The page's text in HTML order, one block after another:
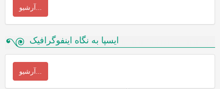
ایسپا به نگاه اینفوگرافیک